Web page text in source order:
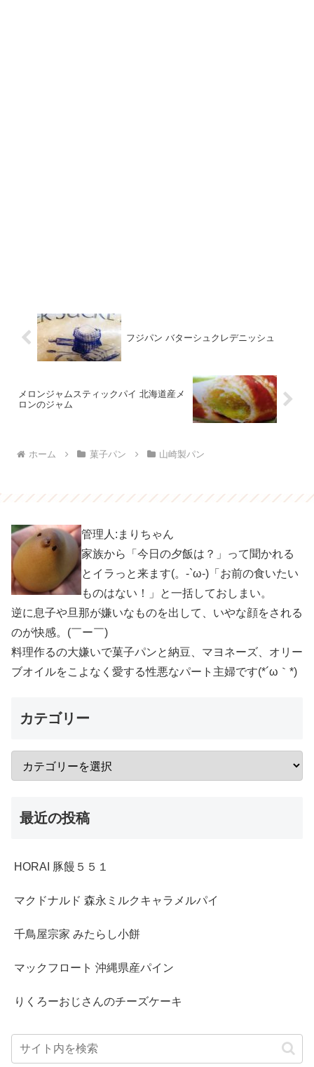
フジパン バターシュクレデニッシュ
メロンジャムスティックパイ 北海道産メ
ロンのジャム
ホーム 菓子パン 山崎製パン
管理人:まりちゃん
家族から「今日の夕飯は？」って聞かれる
とイラっと来ます(。-`ω-)「お前の食いたい
ものはない！」と一括しておしまい。
逆に息子や旦那が嫌いなものを出して、いやな顔をされる
のが快感。(￣ー￣)
料理作るの大嫌いで菓子パンと納豆、マヨネーズ、オリー
ブオイルをこよなく愛する性悪なパート主婦です(*´ω｀*)
カテゴリー
最近の投稿
HORAI 豚饅５５１
マクドナルド 森永ミルクキャラメルパイ
千鳥屋宗家 みたらし小餅
マックフロート 沖縄県産パイン
りくろーおじさんのチーズケーキ